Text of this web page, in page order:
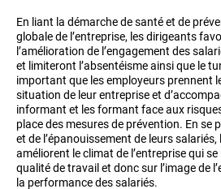
En liant la démarche de santé et de
globale de l’entreprise, les dirigeants
l’amélioration de l’engagement des
et limiteront l’absentéisme ainsi que le
important que les employeurs prennent
situation de leur entreprise et
informant et les formant face aux
place des mesures de prévention. En se
et de l’épanouissement de leurs
améliorent le climat de l’entreprise qui
qualité de travail et donc sur l’image de
la performance des salariés.